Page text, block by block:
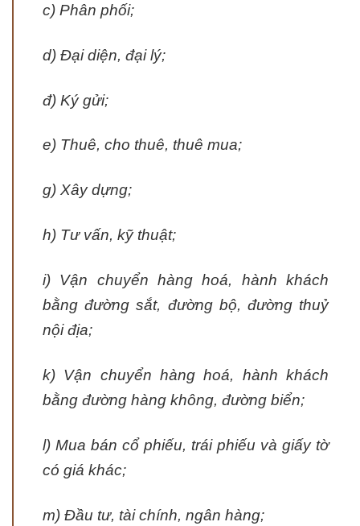
c) Phân phối;
d) Đại diện, đại lý;
đ) Ký gửi;
e) Thuê, cho thuê, thuê mua;
g) Xây dựng;
h) Tư vấn, kỹ thuật;
i) Vận chuyển hàng hoá, hành khách
bằng đường sắt, đường bộ, đường thuỷ
nội địa;
k) Vận chuyển hàng hoá, hành khách
bằng đường hàng không, đường biển;
l) Mua bán cổ phiếu, trái phiếu và giấy tờ
có giá khác;
m) Đầu tư, tài chính, ngân hàng;